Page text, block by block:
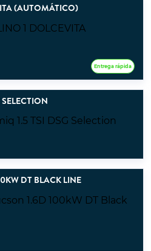
(AUTOMÁTICO)
Entrega rápida
DT BLACK LINE